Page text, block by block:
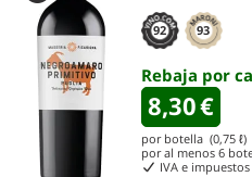
92 93
Rebaja por
8,30€
por botella (0,75 ℓ)
por al menos 6
IVA e